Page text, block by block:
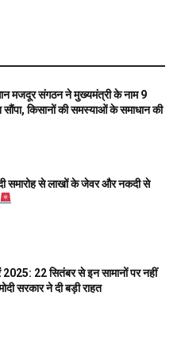
मजदूर संगठन ने मुख्यमंत्री के नाम 9
सौंपा, किसानों की समस्याओं के समाधान की
समारोह से लाखों के जेवर और नकदी से
22 सितंबर से इन सामानों पर नहीं
सरकार ने दी बड़ी राहत